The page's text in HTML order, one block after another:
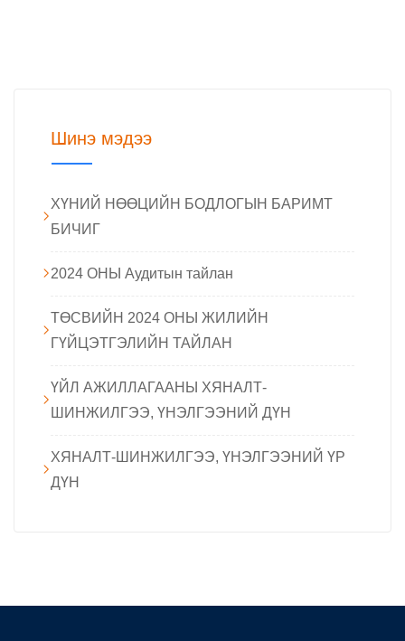
Шинэ мэдээ
ХҮНИЙ НӨӨЦИЙН БОДЛОГЫН БАРИМТ
БИЧИГ
2024 ОНЫ Аудитын тайлан
ТӨСВИЙН 2024 ОНЫ ЖИЛИЙН
ГҮЙЦЭТГЭЛИЙН ТАЙЛАН
ҮЙЛ АЖИЛЛАГААНЫ ХЯНАЛТ-
ШИНЖИЛГЭЭ, ҮНЭЛГЭЭНИЙ ДҮН
ХЯНАЛТ-ШИНЖИЛГЭЭ, ҮНЭЛГЭЭНИЙ ҮР
ДҮН